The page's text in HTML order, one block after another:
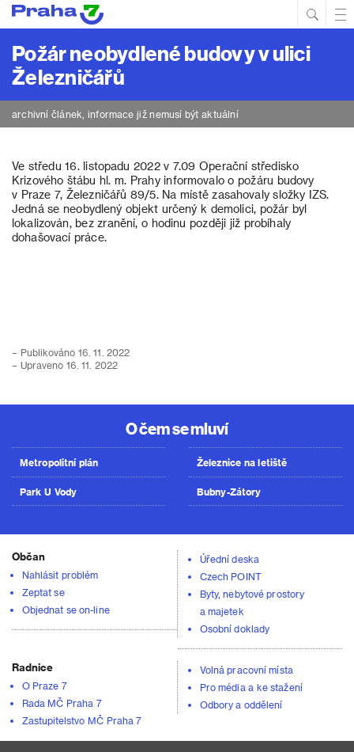
Požár neobydlené budovy v ulici
Železničářů
archivní článek, informace již nemusí být aktuální
Ve středu 16. listopadu 2022 v 7.09 Operační středisko
Krizového štábu hl. m. Prahy informovalo o požáru budovy
v Praze 7, Železničářů 89/5. Na místě zasahovaly složky IZS.
Jedná se neobydlený objekt určený k demolici, požár byl
lokalizován, bez zranění, o hodinu později již probíhaly
dohašovací práce.
– Publikováno 16. 11. 2022
– Upraveno 16. 11. 2022
O čem se mluví
Metropolitní plán
Park U Vody
Železnice na letiště
Bubny-Zátory
Občan
Nahlásit problém
Zeptat se
Objednat se on-line
Úřední deska
Czech POINT
Byty, nebytové prostory
a majetek
Osobní doklady
Radnice
O Praze 7
Rada MČ Praha 7
Zastupitelstvo MČ Praha 7
Volná pracovní místa
Pro média a ke stažení
Odbory a oddělení